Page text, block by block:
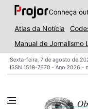
Conheça
Atlas da Notícia
Manual de Jornalismo
Sexta-feira, 7 de agosto de
ISSN 1519-7670 - Ano 2026 -